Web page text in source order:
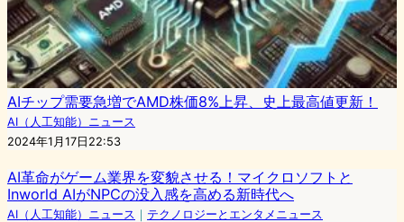
AIチップ需要急増でAMD株価8%上昇、史上最高値更新！
AI（人工知能）ニュース
2024年1月17日22:53
AI革命がゲーム業界を変貌させる！マイクロソフトと
Inworld AIがNPCの没入感を高める新時代へ
AI（人工知能）ニュース ｜ テクノロジーとエンタメニュース